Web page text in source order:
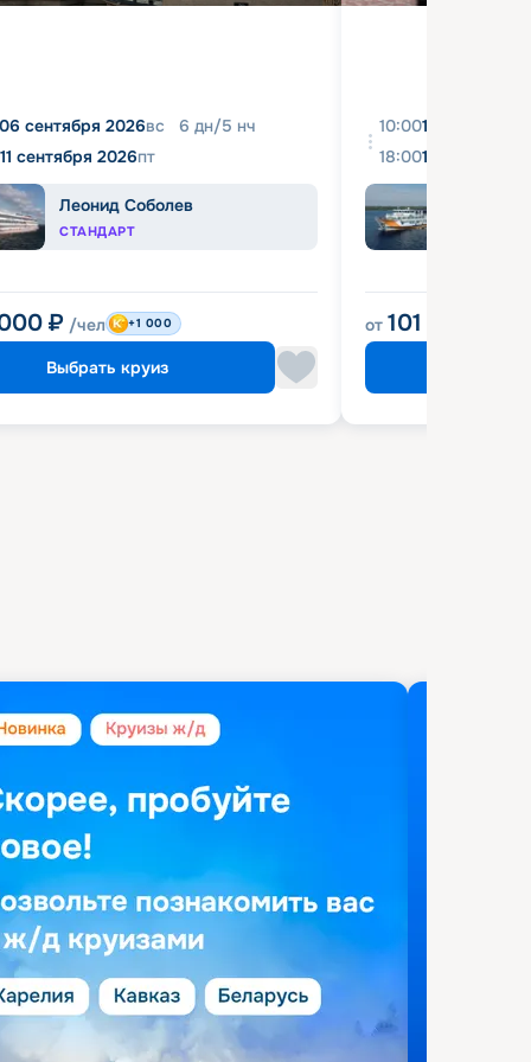
06 сентября 2026вс 6 дн/5 нч
11 сентября 2026пт
Леонид Соболев
СТАНДАРТ
₽ /чел +1 000
Выбрать круиз
10:0010 августа
18:0016 августа
от 101 900